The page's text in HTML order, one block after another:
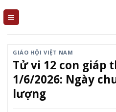
GIÁO HỘI VIỆT NAM
Tử vi 12 con giáp
1/6/2026: Ngày
lượng